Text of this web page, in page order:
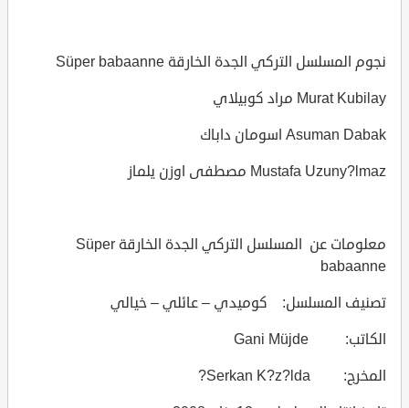
نجوم المسلسل التركي الجدة الخارقة Süper babaanne
Murat Kubilay مراد كوبيلاي
Asuman Dabak اسومان داباك
Mustafa Uzuny?lmaz مصطفى اوزن يلماز
معلومات عن المسلسل التركي الجدة الخارقة Süper
babaanne
تصنيف المسلسل: كوميدي – عائلي – خيالي
الكاتب: Gani Müjde
المخرج: Serkan K?z?lda?